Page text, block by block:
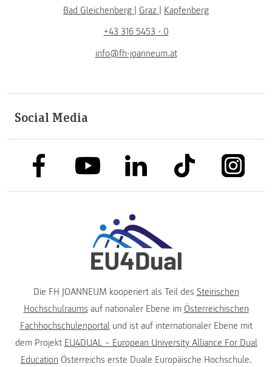
Bad Gleichenberg | Graz | Kapfenberg
+43 316 5453 - 0
info@fh-joanneum.at
Social Media
link to facebooklink to youtubelink to linkedinlink to tiktok link to
Die FH JOANNEUM kooperiert als Teil des Steirischen
Hochschulraums auf nationaler Ebene im Österreichischen
Fachhochschulenportalund ist auf internationaler Ebene mit
dem Projekt EU4DUAL – European University Alliance For Dual
Education Österreichs erste Duale Europäische Hochschule.